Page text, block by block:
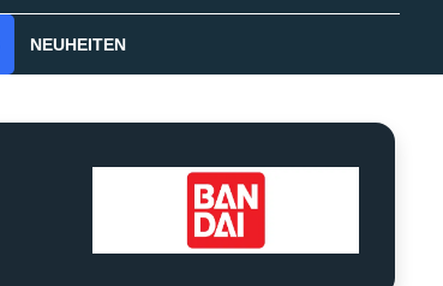
NEUHEITEN